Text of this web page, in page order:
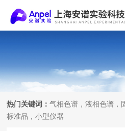
热门关键词：气相色谱，液相色谱，
标准品，小型仪器